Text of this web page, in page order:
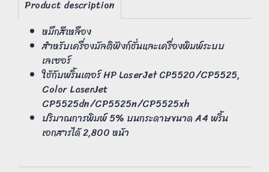
Product description
หมึกสีเหลือง
สำหรับเครื่องมัลติฟังก์ชั่นและเครื่องพิมพ์ระบบ
เลเซอร์
ใช้กับพริ้นเตอร์ HP LaserJet CP5520/CP5525,
Color LaserJet
CP5525dn/CP5525n/CP5525xh
ปริมาณการพิมพ์ 5% บนกระดาษขนาด A4 พริ้น
เอกสารได้ 2,800 หน้า